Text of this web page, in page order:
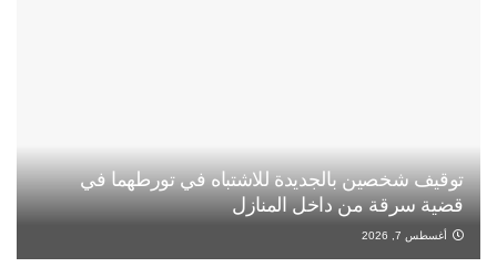
توقيف شخصين بالجديدة للاشتباه في تورطهما في
قضية سرقة من داخل المنازل
أغسطس 7, 2026